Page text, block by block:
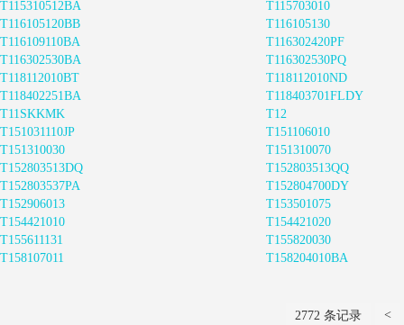
T115310512BA
T115703010
T116105120BB
T116105130
T116109110BA
T116302420PF
T116302530BA
T116302530PQ
T118112010BT
T118112010ND
T118402251BA
T118403701FLDY
T11SKKMK
T12
T151031110JP
T151106010
T151310030
T151310070
T152803513DQ
T152803513QQ
T152803537PA
T152804700DY
T152906013
T153501075
T154421010
T154421020
T155611131
T155820030
T158107011
T158204010BA
2772 条记录 <